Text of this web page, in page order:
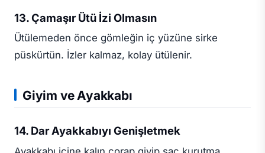
13. Çamaşır Ütü İzi Olmasın
Ütülemeden önce gömleğin iç yüzüne sirke
püskürtün. İzler kalmaz, kolay ütülenir.
Giyim ve Ayakkabı
14. Dar Ayakkabıyı Genişletmek